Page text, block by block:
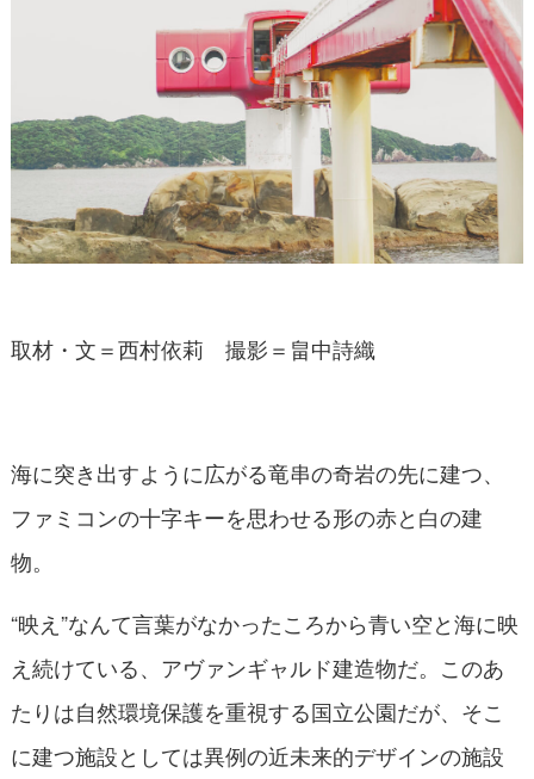
取材・文＝西村依莉 撮影＝畠中詩織
海に突き出すように広がる竜串の奇岩の先に建つ、
ファミコンの十字キーを思わせる形の赤と白の建
物。
“映え”なんて言葉がなかったころから青い空と海に映
え続けている、アヴァンギャルド建造物だ。このあ
たりは自然環境保護を重視する国立公園だが、そこ
に建つ施設としては異例の近未来的デザインの施設